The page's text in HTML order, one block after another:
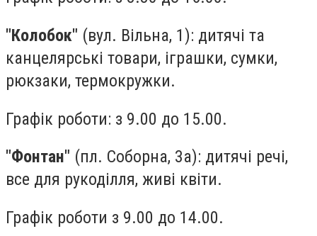
"Колобок" (вул. Вільна, 1): дитячі та
канцелярські товари, іграшки, сумки,
рюкзаки, термокружки.
Графік роботи: з 9.00 до 15.00.
"Фонтан" (пл. Соборна, 3а): дитячі речі,
все для рукоділля, живі квіти.
Графік роботи з 9.00 до 14.00.